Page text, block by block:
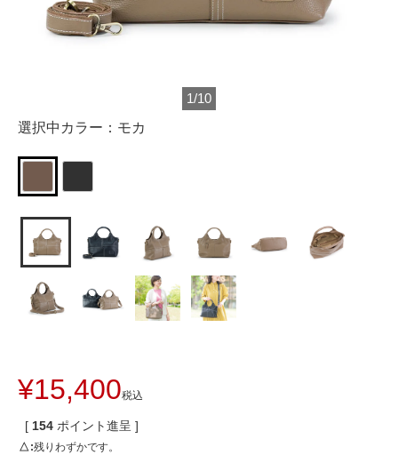
1/10
選択中カラー： モカ
¥15,400税込
[ 154 ポイント進呈 ]
△ 残りわずかです。